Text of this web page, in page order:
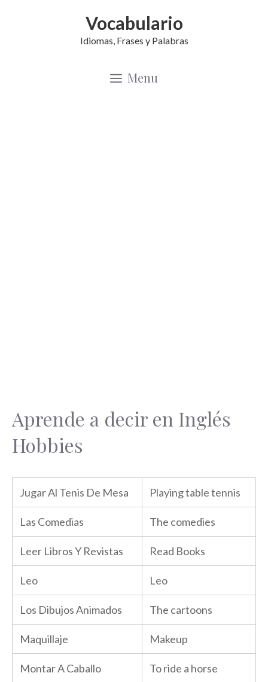
Vocabulario
Idiomas, Frases y Palabras
Menu
Aprende a decir en Inglés
Hobbies
Jugar Al Tenis De Mesa Playing table tennis
Las Comedias The comedies
Leer Libros Y Revistas Read Books
Leo Leo
Los Dibujos Animados The cartoons
Maquillaje Makeup
Montar A Caballo To ride a horse